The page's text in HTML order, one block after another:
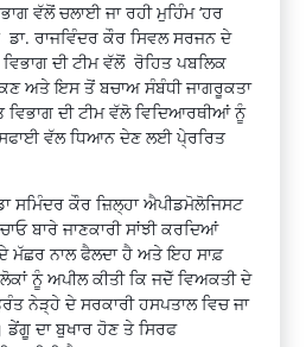
ਵੱਲੋਂ ਚਲਾਈ ਜਾ ਰਹੀ ਮੁਹਿੰਮ ‘ਹਰ
ਡਾ. ਰਾਜਵਿੰਦਰ ਕੌਰ ਸਿਵਲ ਸਰਜਨ ਦੇ
ਵਿਭਾਗ ਦੀ ਟੀਮ ਵੱਲੋਂ ਰੋਹਿਤ ਪਬਲਿਕ
ਅਤੇ ਇਸ ਤੋਂ ਬਚਾਅ ਸੰਬੰਧੀ ਜਾਗਰੂਕਤਾ
ਵਿਭਾਗ ਦੀ ਟੀਮ ਵੱਲੋ ਵਿਦਿਆਰਥੀਆਂ ਨੂੰ
ਵੱਲ ਧਿਆਨ ਦੇਣ ਲਈ ਪੇ੍ਰਰਿਤ
ਕੌਰ ਜ਼ਿਲ੍ਹਾ ਐਪੀਡਮੋਲੋਜਿਸਟ
ਬਾਰੇ ਜਾਣਕਾਰੀ ਸਾਂਝੀ ਕਰਦਿਆਂ
ਮੱਛਰ ਨਾਲ ਫੈਲਦਾ ਹੈ ਅਤੇ ਇਹ ਸਾਫ਼
ਨੂੰ ਅਪੀਲ ਕੀਤੀ ਕਿ ਜਦੋੱ ਵਿਅਕਤੀ ਦੇ
ਨੇੜ੍ਹੇ ਦੇ ਸਰਕਾਰੀ ਹਸਪਤਾਲ ਵਿਚ ਜਾ
ਦਾ ਬੁਖਾਰ ਹੋਣ ਤੇ ਸਿਰਫ